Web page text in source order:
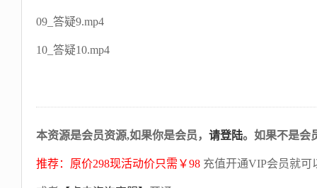
09_答疑9.mp4
10_答疑10.mp4
本资源是会员资源,如果你是会员， 请登陆。如果不是会
推荐：原价298现活动价只需￥98 充值开通VIP会员就可